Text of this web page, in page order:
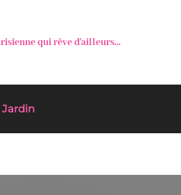
qui rêve d'ailleurs...
Jardin